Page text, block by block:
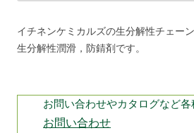
イチネンケミカルズの生分解性チェー
生分解性潤滑，防錆剤です。
お問い合わせやカタログなど
お問い合わせ